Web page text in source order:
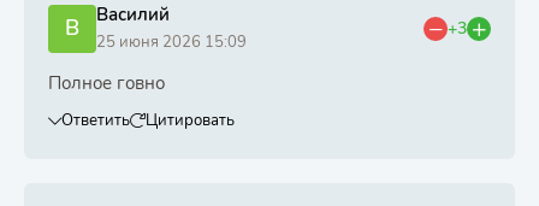
В Василий
25 июня 2026 15:09
+3
Полное говно
Ответить Цитировать